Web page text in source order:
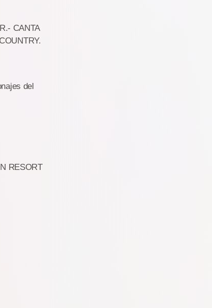
CANTA
del
RESORT